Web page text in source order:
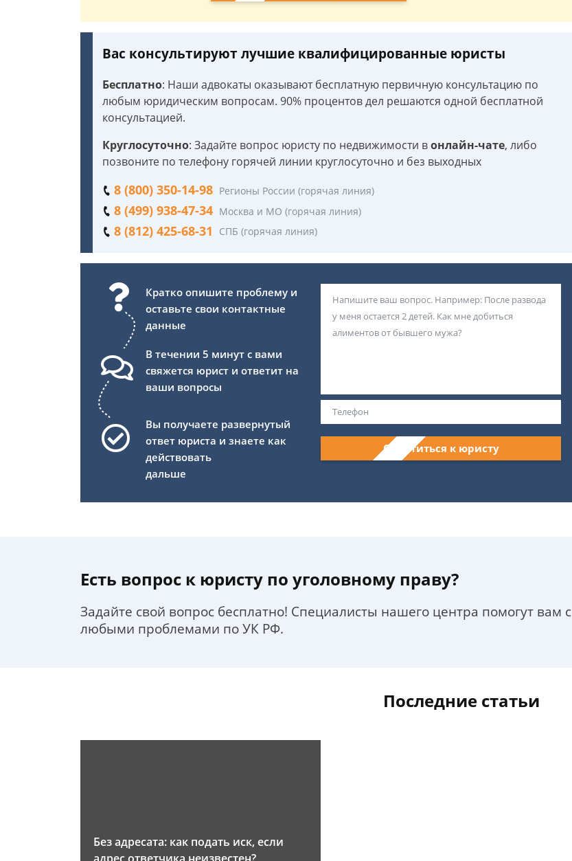
Вас консультируют лучшие квалифицированные юристы
Бесплатно: Наши адвокаты оказывают бесплатную первичную консультацию по
любым юридическим вопросам. 90% процентов дел решаются одной бесплатной
консультацией.
Круглосуточно: Задайте вопрос юристу по недвижимости вонлайн-чате, либо
позвоните по телефону горячей линии круглосуточно и без выходных
8 (800) 350-14-98 Регионы России (горячая линия)
8 (499) 938-47-34 Москва и МО (горячая линия)
8 (812) 425-68-31 СПБ (горячая линия)
Кратко опишите проблему и
оставьте свои контактные
данные
В течении 5 минут с вами
свяжется юрист и ответит на
ваши вопросы
Вы получаете развернутый
ответ юриста и знаете как
действовать
дальше
Обратиться к юристу
Есть вопрос к юристу по уголовному праву?
Задайте свой вопрос бесплатно! Специалисты нашего центра помогут вам с
любыми проблемами по УК РФ.
Последние статьи
Без адресата: как подать иск, если